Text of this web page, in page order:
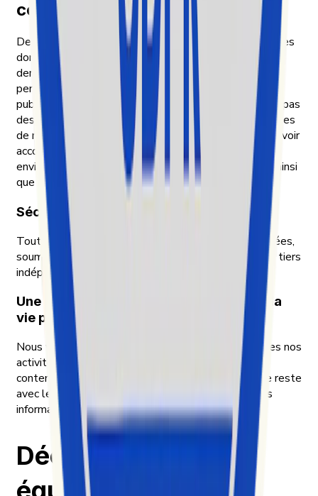
comme fondements
Deux principes guident la manière dont Exolyt traite les
données. Tout d’abord, nous n’oublions jamais que
derrière les contenus que nous analysons, il y a des
personnes : seules les publications et interactions
publiques sont prises en compte, jamais ce qui n’était pas
destiné à être public. Ensuite, nous traitons les données
de nos clients avec le même soin que nous voudrions voir
accordé aux nôtres. C’est ainsi que l’on nous a appris à
envisager les données en Finlande, et c’est toujours ainsi
que nous travaillons.
Sécurité et conformité
Toutes les données détenues par Exolyt sont chiffrées,
soumises à des contrôles d’accès et auditées par un tiers
indépendant.
Une approche axée sur la protection de la
vie privée
Nous veillons au respect de la vie privée dans toutes nos
activités — nous travaillons uniquement avec des
contenus destinés à être publics et traitons tout le reste
avec le même soin que s’il s’agissait de nos propres
informations.
Découvrez notre